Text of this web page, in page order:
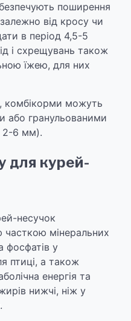
поширення
від кросу чи
в період 4,5-5
і схрещувань також
їжею, для них
комбікорми можуть
або гранульованими
2-6 мм).
для курей-
несучок
часткою мінеральних
фосфатів у
птиці, а також
енергія та
нижчі, ніж у